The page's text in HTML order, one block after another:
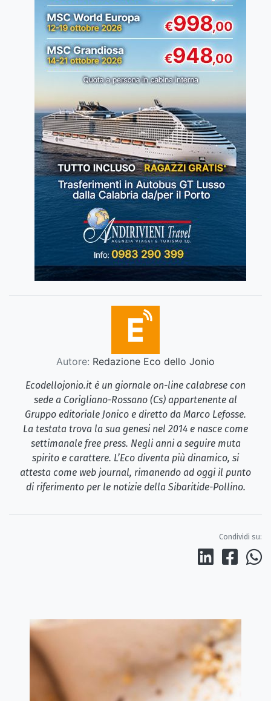
Autore: Redazione Eco dello Jonio
Ecodellojonio.it è un giornale on-line calabrese con
sede a Corigliano-Rossano (Cs) appartenente al
Gruppo editoriale Jonico e diretto da Marco Lefosse.
La testata trova la sua genesi nel 2014 e nasce come
settimanale free press. Negli anni a seguire muta
spirito e carattere. L’Eco diventa più dinamico, si
attesta come web journal, rimanendo ad oggi il punto
di riferimento per le notizie della Sibaritide-Pollino.
Condividi su: